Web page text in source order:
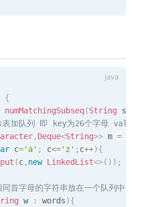
{
numMatchingSubseq(String s
加队列 即 key为26个字母 value
, Deque<String>> m =
c='a' ; c<='z' ; c++){
put (c, new LinkedList<>( ) ) ;
首字母的字符串放在一个队列中
w : words){